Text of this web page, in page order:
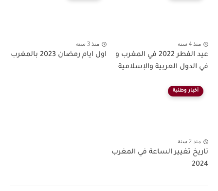
منذ 4 سنة
عيد الفطر 2022 في المغرب و
في الدول العربية والإسلامية
منذ 3 سنة
اول ايام رمضان 2023 بالمغرب
أخبار وطنية
منذ 2 سنة
تاريخ تغيير الساعة في المغرب
2024